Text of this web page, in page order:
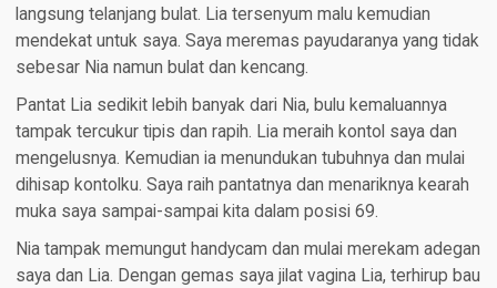
langsung telanjang bulat. Lia tersenyum malu kemudian
mendekat untuk saya. Saya meremas payudaranya yang tidak
sebesar Nia namun bulat dan kencang.
Pantat Lia sedikit lebih banyak dari Nia, bulu kemaluannya
tampak tercukur tipis dan rapih. Lia meraih kontol saya dan
mengelusnya. Kemudian ia menundukan tubuhnya dan mulai
dihisap kontolku. Saya raih pantatnya dan menariknya kearah
muka saya sampai-sampai kita dalam posisi 69.
Nia tampak memungut handycam dan mulai merekam adegan
saya dan Lia. Dengan gemas saya jilat vagina Lia, terhirup bau